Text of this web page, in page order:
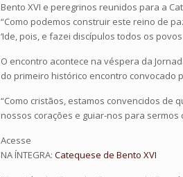
Bento XVI e peregrinos reunidos para a
“Como podemos construir este reino de
‘Ide, pois, e fazei discípulos todos os
O encontro acontece na véspera da
do primeiro histórico encontro convocado
“Como cristãos, estamos convencidos de
nossos corações e guiar-nos para
Acesse
NA ÍNTEGRA:Catequese de Bento XVI